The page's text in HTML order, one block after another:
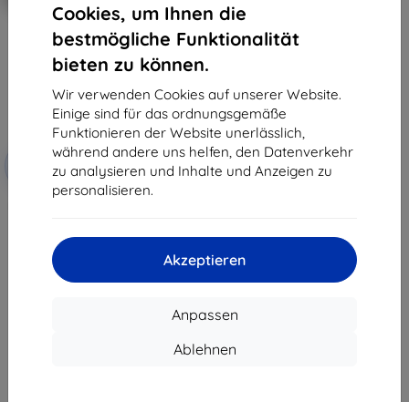
Cookies, um Ihnen die
bestmögliche Funktionalität
bieten zu können.
Wir verwenden Cookies auf unserer Website.
Einige sind für das ordnungsgemäße
Funktionieren der Website unerlässlich,
während andere uns helfen, den Datenverkehr
zu analysieren und Inhalte und Anzeigen zu
personalisieren.
Akzeptieren
Anpassen
Ablehnen
Rabatt
mit
Gutschein
EXTRA10